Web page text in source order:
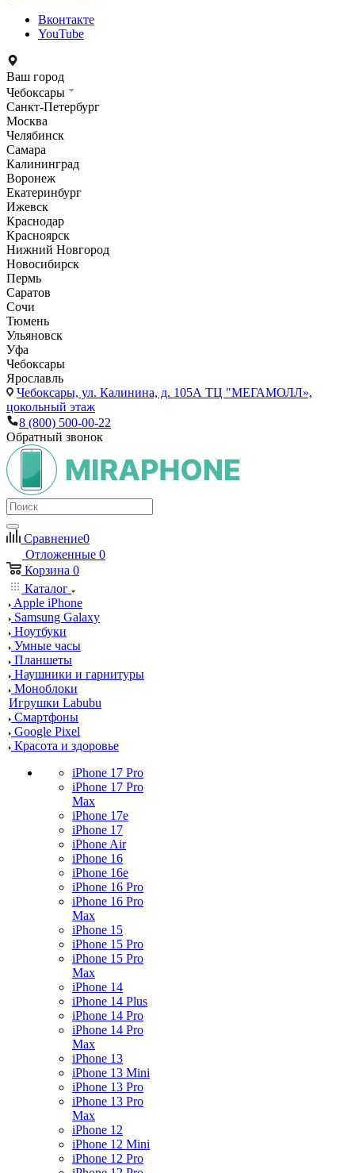
Вконтакте
YouTube
Ваш город
Чебоксары
Санкт-Петербург
Москва
Челябинск
Самара
Калининград
Воронеж
Екатеринбург
Ижевск
Краснодар
Красноярск
Нижний Новгород
Новосибирск
Пермь
Саратов
Сочи
Тюмень
Ульяновск
Уфа
Чебоксары
Ярославль
Чебоксары, ул. Калинина, д. 105А ТЦ "МЕГАМОЛЛ»,
цокольный этаж
8 (800) 500-00-22
Обратный звонок
Сравнение0
Отложенные 0
Корзина 0
Каталог
Apple iPhone
Samsung Galaxy
Ноутбуки
Умные часы
Планшеты
Наушники и гарнитуры
Моноблоки
Игрушки Labubu
Смартфоны
Google Pixel
Красота и здоровье
iPhone 17 Pro
iPhone 17 Pro
Max
iPhone 17e
iPhone 17
iPhone Air
iPhone 16
iPhone 16e
iPhone 16 Pro
iPhone 16 Pro
Max
iPhone 15
iPhone 15 Pro
iPhone 15 Pro
Max
iPhone 14
iPhone 14 Plus
iPhone 14 Pro
iPhone 14 Pro
Max
iPhone 13
iPhone 13 Mini
iPhone 13 Pro
iPhone 13 Pro
Max
iPhone 12
iPhone 12 Mini
iPhone 12 Pro